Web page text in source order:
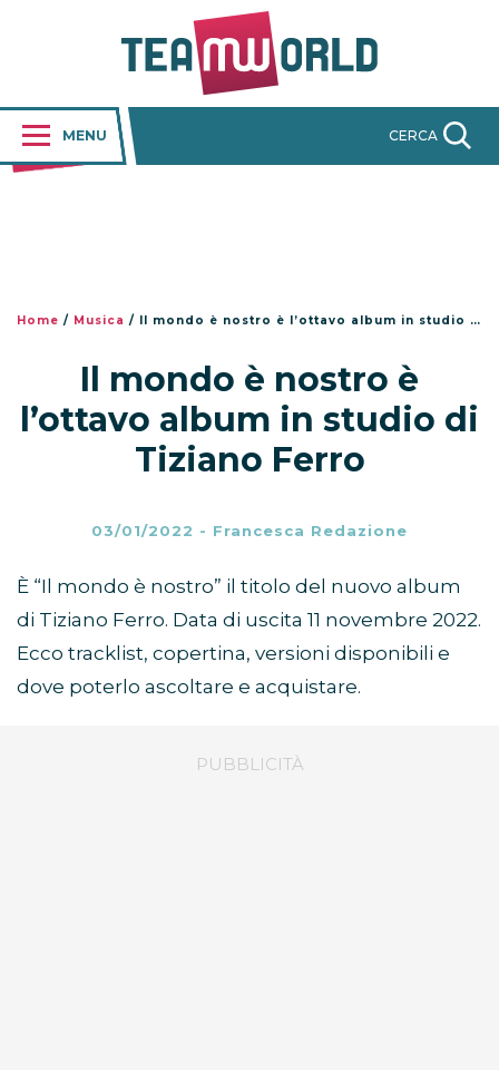
MENU CERCA
Home / Musica / Il mondo è nostro è l’ottavo album in studio di Tiziano Ferro
Il mondo è nostro è
l’ottavo album in studio di
Tiziano Ferro
03/01/2022 - Francesca Redazione
È “Il mondo è nostro” il titolo del nuovo album
di Tiziano Ferro. Data di uscita 11 novembre 2022.
Ecco tracklist, copertina, versioni disponibili e
dove poterlo ascoltare e acquistare.